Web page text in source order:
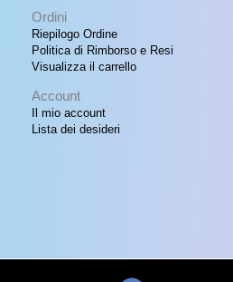
Ordini
Riepilogo Ordine
Politica di Rimborso e Resi
Visualizza il carrello
Account
Il mio account
Lista dei desideri